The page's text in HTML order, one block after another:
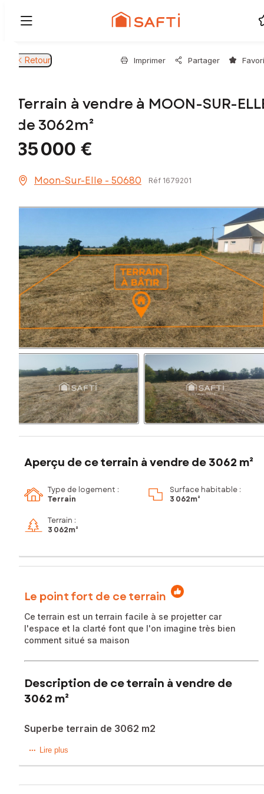
Retour Imprimer Partager
Terrain à vendre à MOON-SUR-
de 3062m²
35 000 €
Moon-Sur-Elle - 50680 Réf 1679201
Aperçu de ce terrain à vendre de 3062 m²
Type de logement :
Terrain
Surface habitable :
3 062m²
Terrain :
3 062m²
Le point fort de ce terrain
Ce terrain est un terrain facile à se projetter car
l'espace et la clarté font que l'on imagine très bien
comment situé sa maison
Description de ce terrain à vendre de
3062 m²
Superbe terrain de 3062 m2
Terrain à bâtir de 1 050 m² à Moon-sur-Elle
constructible hors lotissement , d'une superficie d'environ 1
Lire plus